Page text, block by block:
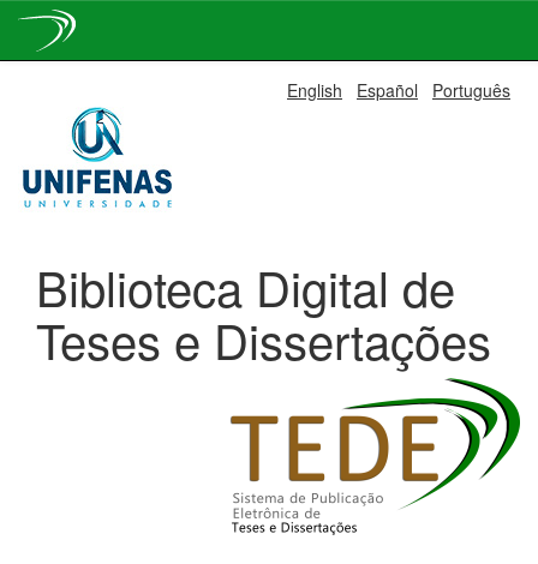
navigation
English Español Português
Biblioteca Digital de
Teses e Dissertações